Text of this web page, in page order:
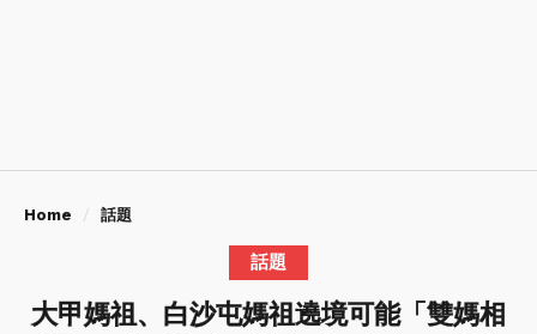
Home 話題
話題
大甲媽祖、白沙屯媽祖遶境可能「雙媽相